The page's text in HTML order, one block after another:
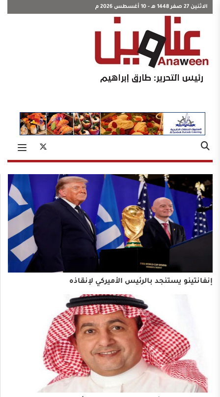
الاثنين 27 صفر 1448 هـ - 10 أغسطس 2026 م
إنفانتينو يستنجد بالرئيس الأميركي لإنقاذه